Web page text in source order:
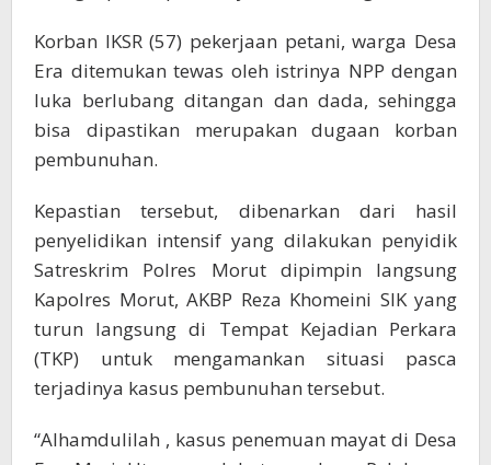
Korban IKSR (57) pekerjaan petani, warga Desa
Era ditemukan tewas oleh istrinya NPP dengan
luka berlubang ditangan dan dada, sehingga
bisa dipastikan merupakan dugaan korban
pembunuhan.
Kepastian tersebut, dibenarkan dari hasil
penyelidikan intensif yang dilakukan penyidik
Satreskrim Polres Morut dipimpin langsung
Kapolres Morut, AKBP Reza Khomeini SIK yang
turun langsung di Tempat Kejadian Perkara
(TKP) untuk mengamankan situasi pasca
terjadinya kasus pembunuhan tersebut.
“Alhamdulilah , kasus penemuan mayat di Desa